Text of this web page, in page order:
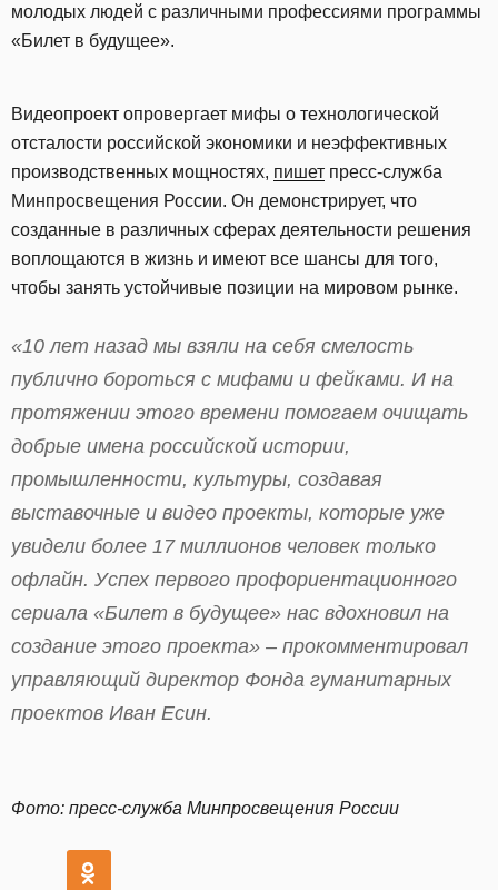
молодых людей с различными профессиями программы
«Билет в будущее».
Видеопроект опровергает мифы о технологической
отсталости российской экономики и неэффективных
производственных мощностях, пишет пресс-служба
Минпросвещения России. Он демонстрирует, что
созданные в различных сферах деятельности решения
воплощаются в жизнь и имеют все шансы для того,
чтобы занять устойчивые позиции на мировом рынке.
«10 лет назад мы взяли на себя смелость
публично бороться с мифами и фейками. И на
протяжении этого времени помогаем очищать
добрые имена российской истории,
промышленности, культуры, создавая
выставочные и видео проекты, которые уже
увидели более 17 миллионов человек только
офлайн. Успех первого профориентационного
сериала «Билет в будущее» нас вдохновил на
создание этого проекта» – прокомментировал
управляющий директор Фонда гуманитарных
проектов Иван Есин.
Фото: пресс-служба Минпросвещения России